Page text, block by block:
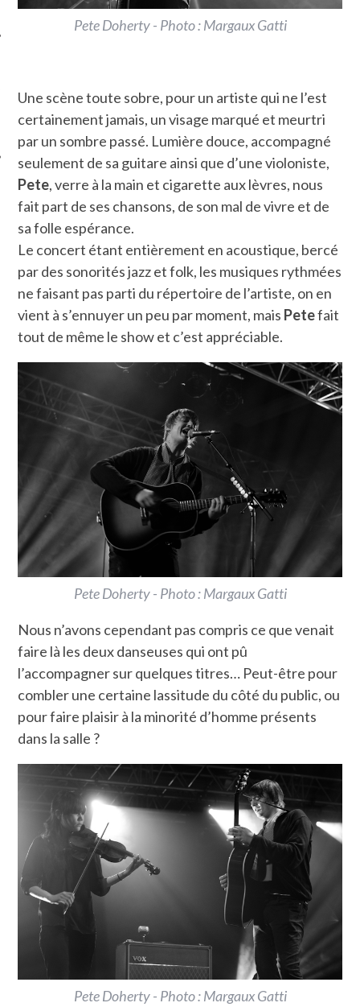
Pete Doherty - Photo : Margaux Gatti
Une scène toute sobre, pour un artiste qui ne l’est
certainement jamais, un visage marqué et meurtri
par un sombre passé. Lumière douce, accompagné
seulement de sa guitare ainsi que d’une violoniste,
Pete, verre à la main et cigarette aux lèvres, nous
fait part de ses chansons, de son mal de vivre et de
sa folle espérance.
Le concert étant entièrement en acoustique, bercé
par des sonorités jazz et folk, les musiques rythmées
ne faisant pas parti du répertoire de l’artiste, on en
vient à s’ennuyer un peu par moment, mais Petefait
tout de même le show et c’est appréciable.
Pete Doherty - Photo : Margaux Gatti
Nous n’avons cependant pas compris ce que venait
faire là les deux danseuses qui ont pû
l’accompagner sur quelques titres… Peut-être pour
combler une certaine lassitude du côté du public, ou
pour faire plaisir à la minorité d’homme présents
dans la salle ?
Pete Doherty - Photo : Margaux Gatti